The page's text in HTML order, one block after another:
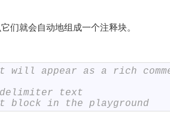
们就会自动地组成一个注释块。
appear as a rich
text
block in the playground